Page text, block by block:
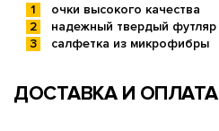
очки высокого качества
надежный твердый футляр
салфетка из микрофибры
ДОСТАВКА И ОПЛАТА